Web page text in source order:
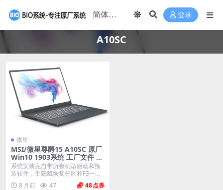
登录
A10SC
微星
MSI/微星尊爵15 A10SC 原厂
Win10 1903系统 工厂文件 带
F3一键还原
系统安装完自带所有机型驱动和预
装软件，带隐藏恢复分区和F3一键
还原，恢复到新机开...
8 月前 47 48